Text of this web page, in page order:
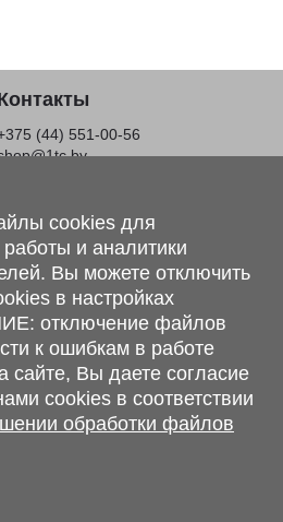
(44) 551-00-56
ул. Мира, 20А,
108 В, 224701
вся предоставленная на сайте
технических
а также стоимости и
носит информационный характер и
определяемой п.2 ст.407
Беларусь.
данных
файлов cookie.
cookies для
и аналитики
Вы можете отключить
в настройках
отключение файлов
к ошибкам в работе
сайте, Вы даете согласие
cookies в соответствии
обработки файлов